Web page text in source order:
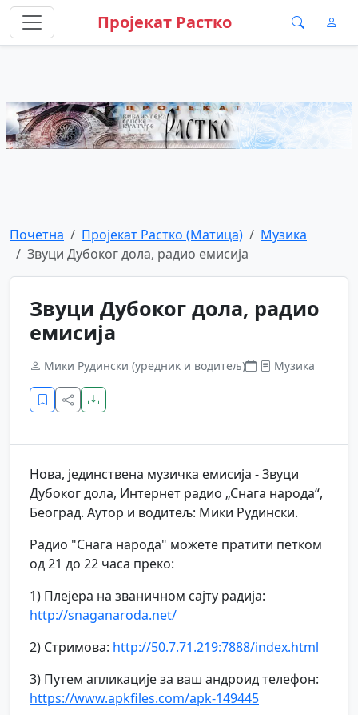
Пројекат Растко
Почетна Пројекат Растко (Матица)
Музика
Звуци Дубоког дола, радио емисија
Звуци Дубоког дола, радио
емисија
Мики Рудински (уредник и водитељ) Музика
Нова, јединствена музичка емисија - Звуци
Дубоког дола, Интернет радио „Снага народа“,
Београд. Аутор и водитељ: Мики Рудински.
Радио "Снага народа" можете пратити петком
од 21 до 22 часа преко:
1) Плејера на званичном сајту радија:
http://snaganaroda.net/
2) Стримова: http://50.7.71.219:7888/index.html
3) Путем апликације за ваш андроид телефон:
https://www.apkfiles.com/apk-149445